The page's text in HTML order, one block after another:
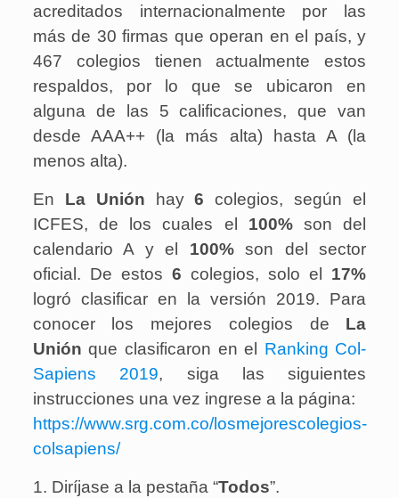
acreditados internacionalmente por las
más de 30 firmas que operan en el país, y
467 colegios tienen actualmente estos
respaldos, por lo que se ubicaron en
alguna de las 5 calificaciones, que van
desde AAA++ (la más alta) hasta A (la
menos alta).
En La Unión hay6
colegios, según el
ICFES, de los cuales el 100%son del
calendario A y el 100%son del sector
oficial. De estos 6 colegios, solo el 17%
logró clasificar en la versión 2019. Para
conocer los mejores colegios de La
Unión que clasificaron en el Ranking Col-
Sapiens 2019, siga las siguientes
instrucciones una vez ingrese a la página:
https://www.srg.com.co/losmejorescolegios-
colsapiens/
1. Diríjase a la pestaña “Todos”.